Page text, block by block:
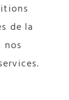
de la
nos